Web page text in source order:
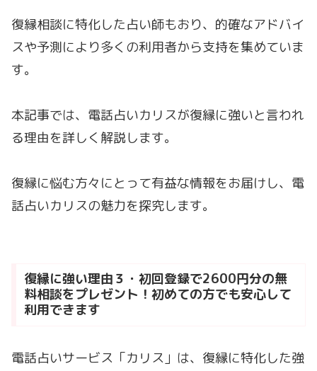
復縁相談に特化した占い師もおり、的確なアドバイ
スや予測により多くの利用者から支持を集めていま
す。
本記事では、電話占いカリスが復縁に強いと言われ
る理由を詳しく解説します。
復縁に悩む方々にとって有益な情報をお届けし、電
話占いカリスの魅力を探究します。
復縁に強い理由３・初回登録で2600円分の無
料相談をプレゼント！初めての方でも安心して
利用できます
電話占いサービス「カリス」は、復縁に特化した強